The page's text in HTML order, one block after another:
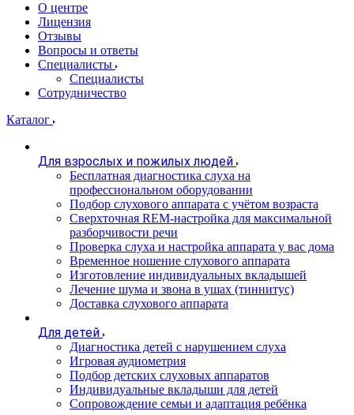
О центре
Лицензия
Отзывы
Вопросы и ответы
Специалисты
Специалисты
Сотрудничество
Каталог
Для взрослых и пожилых людей
Бесплатная диагностика слуха на
профессиональном оборудовании
Подбор слухового аппарата с учётом возраста
Сверхточная REM-настройка для максимальной
разборчивости речи
Проверка слуха и настройка аппарата у вас дома
Временное ношение слухового аппарата
Изготовление индивидуальных вкладышей
Лечение шума и звона в ушах (тиннитус)
Доставка слухового аппарата
Для детей
Диагностика детей с нарушением слуха
Игровая аудиометрия
Подбор детских слуховых аппаратов
Индивидуальные вкладыши для детей
Сопровождение семьи и адаптация ребёнка